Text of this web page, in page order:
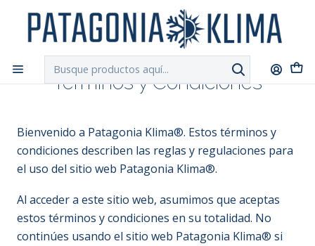
Chilexpress
Inicio Términos y Condiciones
Términos y Condiciones
Bienvenido a Patagonia Klima®. Estos términos y
condiciones describen las reglas y regulaciones para
el uso del sitio web Patagonia Klima®.
Al acceder a este sitio web, asumimos que aceptas
estos términos y condiciones en su totalidad. No
continúes usando el sitio web Patagonia Klima® si